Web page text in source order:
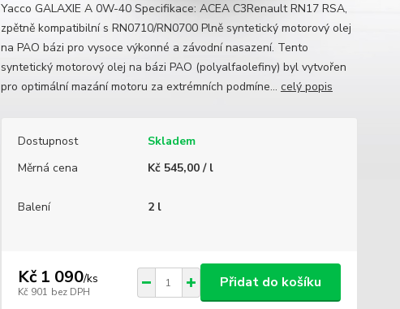
Yacco GALAXIE A 0W-40 Specifikace: ACEA C3Renault RN17 RSA,
zpětně kompatibilní s RN0710/RN0700 Plně syntetický motorový olej
na PAO bázi pro vysoce výkonné a závodní nasazení. Tento
syntetický motorový olej na bázi PAO (polyalfaolefiny) byl vytvořen
pro optimální mazání motoru za extrémních podmíne... celý popis
Dostupnost
Skladem
Měrná cena
Kč 545,00 / l
Balení 2 l
Kč 1 090/ks
Kč 901 bez DPH
Přidat do košíku